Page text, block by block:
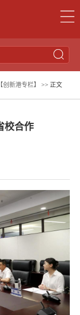
【创新港专栏】 >> 正文
校合作